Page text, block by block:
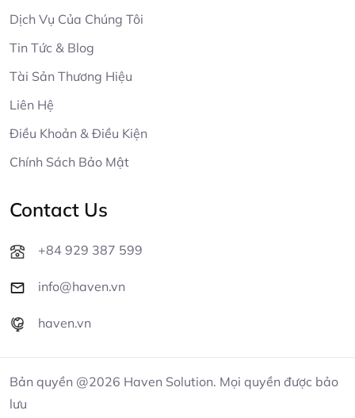
Dịch Vụ Của Chúng Tôi
Tin Tức & Blog
Tài Sản Thương Hiệu
Liên Hệ
Điều Khoản & Điều Kiện
Chính Sách Bảo Mật
Contact Us
+84 929 387 599
info@haven.vn
haven.vn
Bản quyền @2026 Haven Solution. Mọi quyền được bảo
lưu